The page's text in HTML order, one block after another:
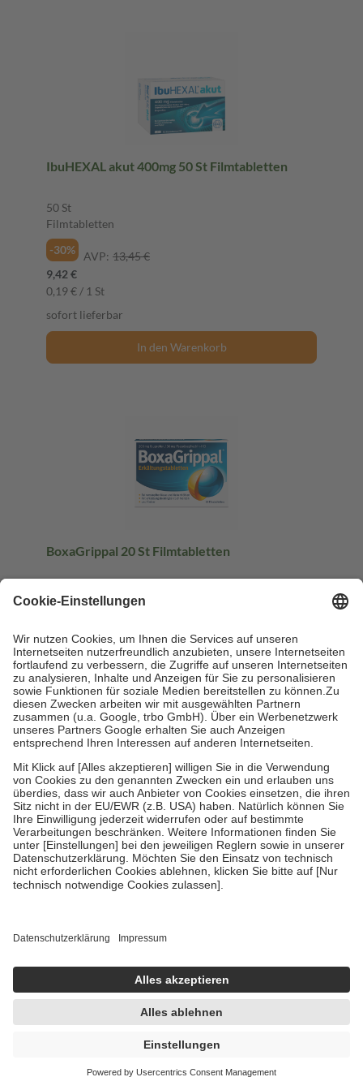
IbuHEXAL akut 400mg 50 St Filmtabletten
50 St
Filmtabletten
-30%
AVP: 13,45 €
9,42 €
0,19 € / 1 St
sofort lieferbar
In den Warenkorb
BoxaGrippal 20 St Filmtabletten
Filmtabletten
-21% AVP: 14,99 €
11,91 €
0,60 € / 1 St
sofort lieferbar
In den Warenkorb
NUROFEN 200mg Lemon 48 St
Schmelztabletten
AVP: 34,30 €